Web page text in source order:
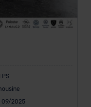
PS
09/2025